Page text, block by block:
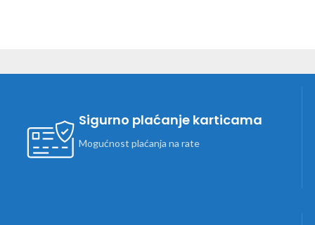
Sigurno plaćanje karticama
Mogućnost plaćanja na rate